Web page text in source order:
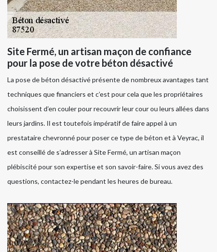
Site Fermé, un artisan maçon de confiance
pour la pose de votre béton désactivé
La pose de béton désactivé présente de nombreux avantages tant
techniques que financiers et c’est pour cela que les propriétaires
choisissent d’en couler pour recouvrir leur cour ou leurs allées dans
leurs jardins. Il est toutefois impératif de faire appel à un
prestataire chevronné pour poser ce type de béton et à Veyrac, il
est conseillé de s’adresser à Site Fermé, un artisan maçon
plébiscité pour son expertise et son savoir-faire. Si vous avez des
questions, contactez-le pendant les heures de bureau.